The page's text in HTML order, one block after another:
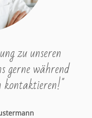
zu unseren
gerne während
kontaktieren!"